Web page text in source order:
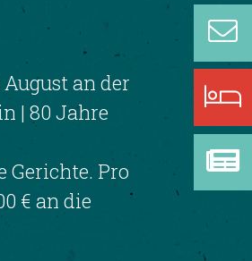
an der
| 80 Jahre
Gerichte. Pro
€ an die